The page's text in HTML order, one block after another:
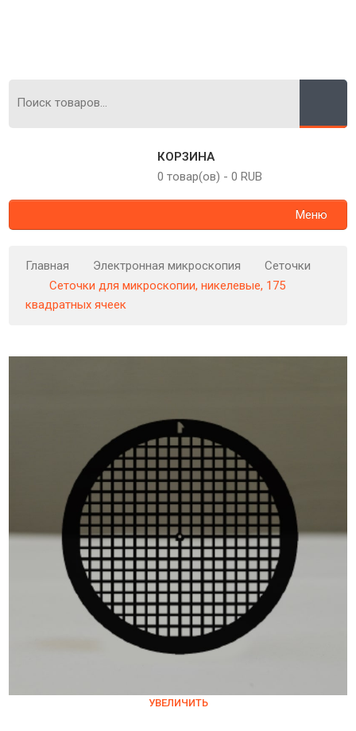
КОРЗИНА
0 товар(ов) - 0 RUB
Меню
Главная Электронная микроскопия
Сеточки
Сеточки для микроскопии, никелевые, 175
квадратных ячеек
УВЕЛИЧИТЬ